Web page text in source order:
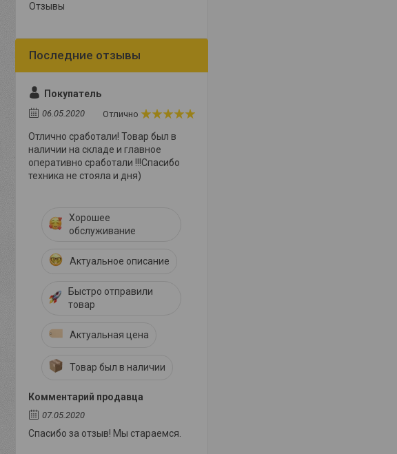
Отзывы
Покупатель
06.05.2020 Отлично
Отлично сработали! Товар был в
наличии на складе и главное
оперативно сработали !!!Спасибо
техника не стояла и дня)
Хорошее
обслуживание
Актуальное описание
Быстро отправили
товар
Актуальная цена
Товар был в наличии
Комментарий продавца
07.05.2020
Спасибо за отзыв! Мы стараемся.